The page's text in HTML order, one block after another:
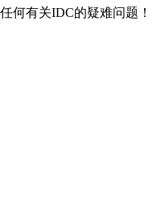
何有关IDC的疑难问题！